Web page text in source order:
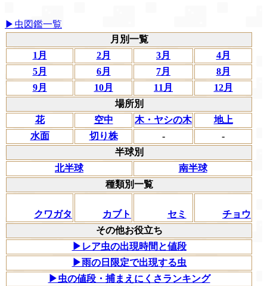
▶虫図鑑一覧
月別一覧
1月
2月 3月
4月
5月
6月 7月
8月
9月
10月 11月
12月
場所別
花
空中 木・ヤシの木
地上
水面
切り株 -
-
半球別
北半球
南半球
種類別一覧
クワガタ カブト セミ
チョウ
その他お役立ち
▶レア虫の出現時間と値段
▶雨の日限定で出現する虫
▶虫の値段・捕まえにくさランキング